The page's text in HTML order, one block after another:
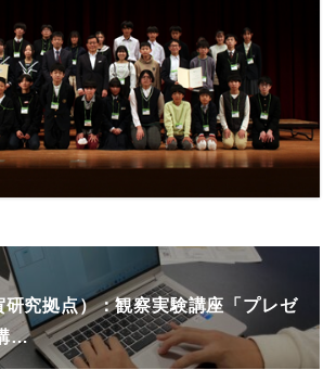
究拠点）：観察実験講座「プレゼ
…